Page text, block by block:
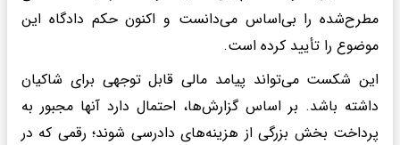
مطرح‌شده را بی‌اساس می‌دانست و اکنون حکم دادگاه این
موضوع را تأیید کرده است.
این شکست می‌تواند پیامد مالی قابل توجهی برای شاکیان
داشته باشد. بر اساس گزارش‌ها، احتمال دارد آنها مجبور به
پرداخت بخش بزرگی از هزینه‌های دادرسی شوند؛ رقمی که در